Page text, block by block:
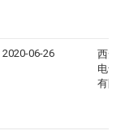
2020-06-26
西安
电气
有限